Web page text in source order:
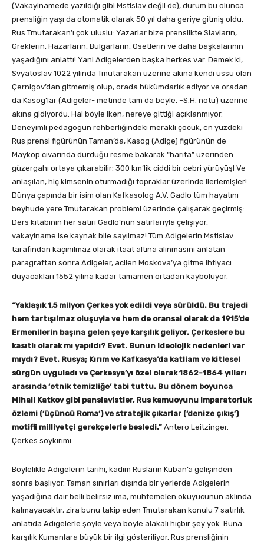
(Vakayinamede yazıldığı gibi Mstislav değil de), durum bu olunca
prensliğin yaşı da otomatik olarak 50 yıl daha geriye gitmiş oldu.
Rus Tmutarakan’ı çok uluslu: Yazarlar bize prenslikte Slavların,
Greklerin, Hazarların, Bulgarların, Osetlerin ve daha başkalarının
yaşadığını anlattı! Yani Adigelerden başka herkes var. Demek ki,
Svyatoslav 1022 yılında Tmutarakan üzerine akına kendi üssü olan
Çernigov’dan gitmemiş olup, orada hükümdarlık ediyor ve oradan
da Kasog’lar (Adigeler- metinde tam da böyle. –S.H. notu) üzerine
akına gidiyordu. Hal böyle iken, nereye gittiği açıklanmıyor.
Deneyimli pedagogun rehberliğindeki meraklı çocuk, ön yüzdeki
Rus prensi figürünün Taman’da, Kasog (Adige) figürünün de
Maykop civarında durduğu resme bakarak “harita” üzerinden
güzergahı ortaya çıkarabilir: 300 km’lik ciddi bir cebri yürüyüş! Ve
anlaşılan, hiç kimsenin oturmadığı topraklar üzerinde ilerlemişler!
Dünya çapında bir isim olan Kafkasolog A.V. Gadlo tüm hayatını
beyhude yere Tmutarakan problemi üzerinde çalışarak geçirmiş:
Ders kitabının her satırı Gadlo’nun satırlarıyla çelişiyor,
vakayiname ise kaynak bile sayılmaz! Tüm Adigelerin Mstislav
tarafından kaçınılmaz olarak itaat altına alınmasını anlatan
paragraftan sonra Adigeler, acilen Moskova’ya gitme ihtiyacı
duyacakları 1552 yılına kadar tamamen ortadan kayboluyor.
“Yaklaşık 1,5 milyon Çerkes yok edildi veya sürüldü. Bu trajedi
hem tartışılmaz oluşuyla ve hem de oransal olarak da 1915’de
Ermenilerin başına gelen şeye karşılık geliyor. Çerkeslere bu
kasıtlı olarak mı yapıldı? Evet. Bunun ideolojik nedenleri var
mıydı? Evet. Rusya; Kırım ve Kafkasya’da katliam ve kitlesel
sürgün uyguladı ve Çerkesya’yı özel olarak 1862-1864 yılları
arasında ‘etnik temizliğe’ tabi tuttu. Bu dönem boyunca
Mihail Katkov gibi panslavistler, Rus kamuoyunu imparatorluk
özlemi (‘üçüncü Roma’) ve stratejik çıkarlar (‘denize çıkış’)
motifli milliyetçi gerekçelerle besledi.” Antero Leitzinger.
Çerkes soykırımı
Böylelikle Adigelerin tarihi, kadim Rusların Kuban’a gelişinden
sonra başlıyor. Taman sınırları dışında bir yerlerde Adigelerin
yaşadığına dair belli belirsiz ima, muhtemelen okuyucunun aklında
kalmayacaktır, zira bunu takip eden Tmutarakan konulu 7 satırlık
anlatıda Adigelerle şöyle veya böyle alakalı hiçbir şey yok. Buna
karşılık Kumanlara büyük bir ilgi gösteriliyor. Rus prensliğinin